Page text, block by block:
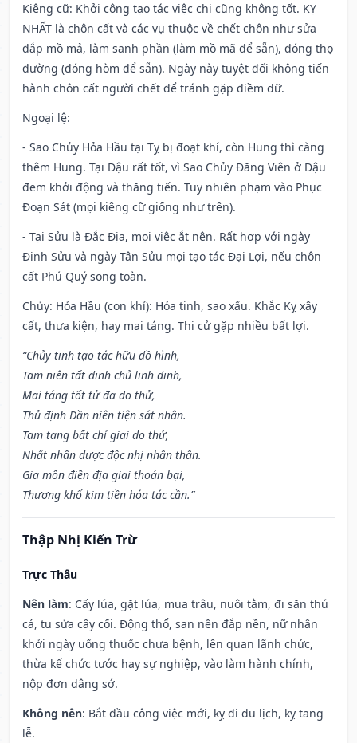
Kiêng cữ: Khởi công tạo tác việc chi cũng không tốt. KỴ
NHẤT là chôn cất và các vụ thuộc về chết chôn như sửa
đắp mồ mả, làm sanh phần (làm mồ mã để sẵn), đóng thọ
đường (đóng hòm để sẵn). Ngày này tuyệt đối không tiến
hành chôn cất người chết để tránh gặp điềm dữ.
Ngoại lệ:
- Sao Chủy Hỏa Hầu tại Tỵ bị đoạt khí, còn Hung thì càng
thêm Hung. Tại Dậu rất tốt, vì Sao Chủy Đăng Viên ở Dậu
đem khởi động và thăng tiến. Tuy nhiên phạm vào Phục
Đoạn Sát (mọi kiêng cữ giống như trên).
- Tại Sửu là Đắc Địa, mọi việc ắt nên. Rất hợp với ngày
Đinh Sửu và ngày Tân Sửu mọi tạo tác Đại Lợi, nếu chôn
cất Phú Quý song toàn.
Chủy: Hỏa Hầu (con khỉ): Hỏa tinh, sao xấu. Khắc Kỵ xây
cất, thưa kiện, hay mai táng. Thi cử gặp nhiều bất lợi.
“Chủy tinh tạo tác hữu đồ hình,
Tam niên tất đinh chủ linh đinh,
Mai táng tốt tử đa do thử,
Thủ định Dần niên tiện sát nhân.
Tam tang bất chỉ giai do thử,
Nhất nhân dược độc nhị nhân thân.
Gia môn điền địa giai thoán bại,
Thương khố kim tiền hóa tác cần.”
Thập Nhị Kiến Trừ
Trực Thâu
Nên làm: Cấy lúa, gặt lúa, mua trâu, nuôi tằm, đi săn thú
cá, tu sửa cây cối. Động thổ, san nền đắp nền, nữ nhân
khởi ngày uống thuốc chưa bệnh, lên quan lãnh chức,
thừa kế chức tước hay sự nghiệp, vào làm hành chính,
nộp đơn dâng sớ.
Không nên: Bắt đầu công việc mới, kỵ đi du lịch, kỵ tang
lễ.